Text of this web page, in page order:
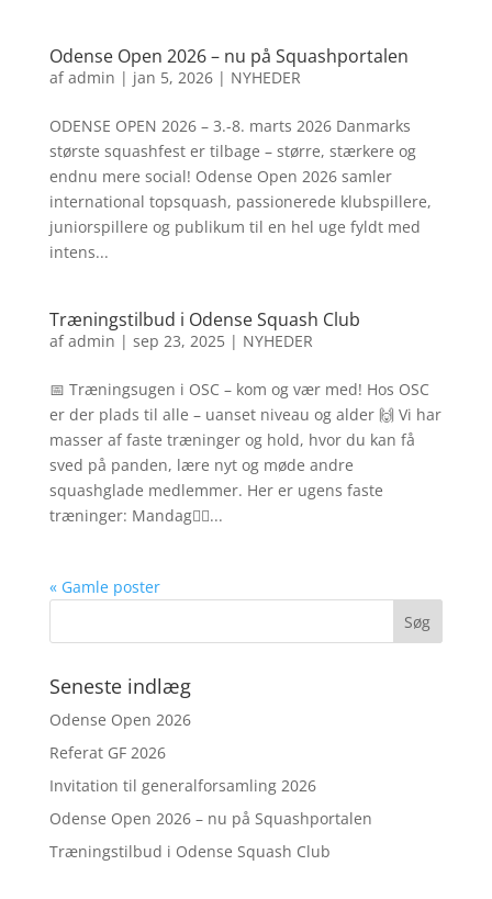
Odense Open 2026 – nu på Squashportalen
afadmin | jan 5, 2026| NYHEDER
ODENSE OPEN 2026 – 3.-8. marts 2026 Danmarks
største squashfest er tilbage – større, stærkere og
endnu mere social! Odense Open 2026 samler
international topsquash, passionerede klubspillere,
juniorspillere og publikum til en hel uge fyldt med
intens...
Træningstilbud i Odense Squash Club
afadmin | sep 23, 2025| NYHEDER
📅 Træningsugen i OSC – kom og vær med! Hos OSC
er der plads til alle – uanset niveau og alder 🙌 Vi har
masser af faste træninger og hold, hvor du kan få
sved på panden, lære nyt og møde andre
squashglade medlemmer. Her er ugens faste
træninger: Mandag🏋️‍♂️...
« Gamle poster
Seneste indlæg
Odense Open 2026
Referat GF 2026
Invitation til generalforsamling 2026
Odense Open 2026 – nu på Squashportalen
Træningstilbud i Odense Squash Club